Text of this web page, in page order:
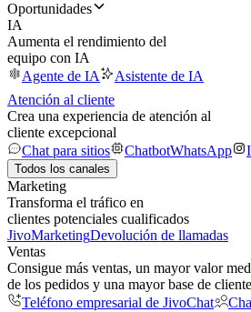
Oportunidades
IA
Aumenta el rendimiento del
equipo con IA
Agente de IA
Asistente de IA
Atención al cliente
Crea una experiencia de atención al
cliente excepcional
Chat para sitios
ChatbotWhatsApp
Todos los canales
Marketing
Transforma el tráfico en
clientes potenciales cualificados
JivoMarketingDevolución de llamadas
Ventas
Consigue más ventas, un mayor valor
de los pedidos y una mayor base de
Teléfono empresarial de JivoChat